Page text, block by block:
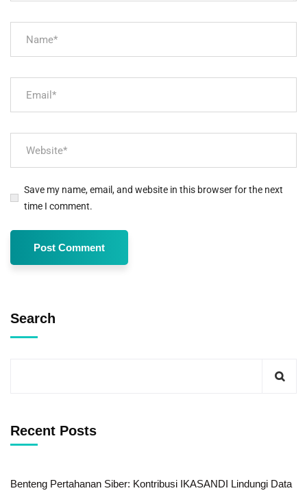
Save my name, email, and website in this browser for the next
time I comment.
Search
Recent Posts
Benteng Pertahanan Siber: Kontribusi IKASANDI Lindungi Data